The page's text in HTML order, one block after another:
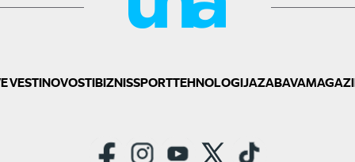
VESTINOVOSTIBIZNISSPORTTEHNOLOGIJAZABAVA